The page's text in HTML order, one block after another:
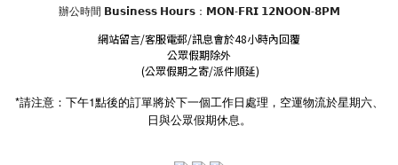
辦公時間 𝗕𝘂𝘀𝗶𝗻𝗲𝘀𝘀 𝗛𝗼𝘂𝗿𝘀：𝗠𝗢𝗡-𝗙𝗥𝗜 𝟭𝟮𝗡𝗢𝗢𝗡-𝟴𝗣𝗠
網站留言/客服電郵/訊息會於48小時內回覆
公眾假期除外
(公眾假期之寄/派件順延)
*請注意：下午1點後的訂單將於下一個工作日處理，空運物流於星期六、
日與公眾假期休息。